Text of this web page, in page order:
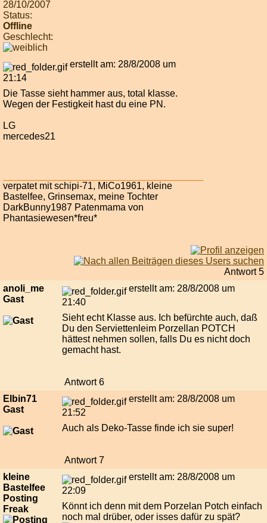
28/10/2007
Status:
Offline
Geschlecht:
erstellt am: 28/8/2008 um
21:14
Die Tasse sieht hammer aus, total klasse.
Wegen der Festigkeit hast du eine PN.
LG
mercedes21
verpatet mit schipi-71, MiCo1961, kleine
Bastelfee, Grinsemax, meine Tochter
DarkBunny1987 Patenmama von
Phantasiewesen*freu*
Antwort 5
anoli_me
Gast
erstellt am: 28/8/2008 um
21:40
Sieht echt Klasse aus. Ich befürchte auch, daß
Du den Serviettenleim Porzellan POTCH
hättest nehmen sollen, falls Du es nicht doch
gemacht hast.
Antwort 6
Elbin71
Gast
erstellt am: 28/8/2008 um
21:52
Auch als Deko-Tasse finde ich sie super!
Antwort 7
kleine
Bastelfee
Posting
Freak
erstellt am: 28/8/2008 um
22:09
Könnt ich denn mit dem Porzelan Potch einfach
noch mal drüber, oder isses dafür zu spät?